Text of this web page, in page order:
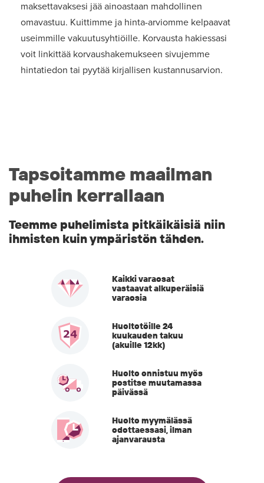
maksettavaksesi jää ainoastaan mahdollinen
omavastuu. Kuittimme ja hinta-arviomme kelpaavat
useimmille vakuutusyhtiöille. Korvausta hakiessasi
voit linkittää korvaushakemukseen sivujemme
hintatiedon tai pyytää kirjallisen kustannusarvion.
Tapsoitamme maailman
puhelin kerrallaan
Teemme puhelimista pitkäikäisiä niin
ihmisten kuin ympäristön tähden.
Kaikki varaosat
vastaavat alkuperäisiä
varaosia
Huoltotöille 24
kuukauden takuu
(akuille 12kk)
Huolto onnistuu myös
postitse muutamassa
päivässä
Huolto myymälässä
odottaessasi, ilman
ajanvarausta